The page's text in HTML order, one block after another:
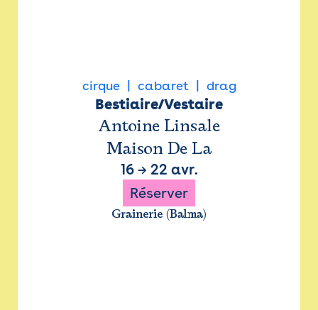
cirque cabaret drag
Bestiaire/Vestaire
Antoine Linsale
Maison De La
16→ 22 avr.
Réserver
Grainerie (Balma)